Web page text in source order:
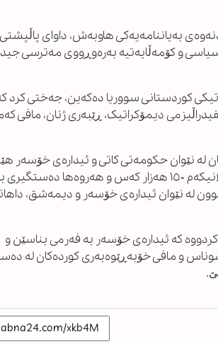
بەیاننامەیەکی هاوبەش، داوای
سیاسی و کۆمەڵایەتیە بەرەوڕووی مەترسی
کوردستانی سووریا دەکەین، جەختی کرد
کۆنفیدراڵیزمی دیمۆکراتیک، ڕێبەری ژنان، مافی
لە نێوان حکومەتی کاتی و ئیدارەی خۆسەر
بۆ سەر ناوچە کوردنشینەکانی حەلەب دەستی پێکرد و بووە هۆی ئاوارەیی لانیکەم ١٥٠ هەزار کەس و
ڕەگەزی و هتد. لە ئەو چوارچێوەیەدا ڕێککەوتنی ئاگربڕی ٣٠ جوون لە نێوان ئیدارەی خۆسەر و
کردووە کە ئیدارەی خۆسەر بە فەرمی بناسێن و
و مافی خۆبەڕێوەبەری کوردەکان لە